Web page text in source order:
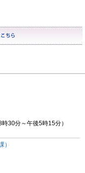
30分～午後5時15分）
）